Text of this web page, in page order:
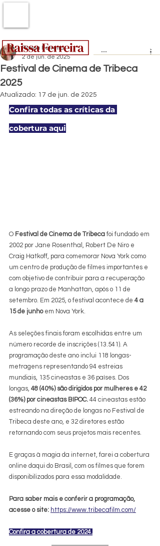
Festival de Cinema de Tribeca
2025
Raissa Ferreira
2 de jun. de 2025
Atualizado: 17 de jun. de 2025
Confira todas as críticas da
cobertura aqui
O Festival de Cinema de Tribeca foi fundado em
2002 por Jane Rosenthal, Robert De Niro e
Craig Hatkoff, para comemorar Nova York como
um centro de produção de filmes importantes e
com objetivo de contribuir para a recuperação
a longo prazo de Manhattan, após o 11 de
setembro. Em 2025, o festival acontece de 4 a
15 de junho em Nova York.
As seleções finais foram escolhidas entre um
número recorde de inscrições (13.541). A
programação deste ano inclui 118 longas-
metragens representando 94 estreias
mundiais, 135 cineastas e 36 países. Dos
longas, 48 (40%) são dirigidos por mulheres e 42
(36%) por cineastas BIPOC. 44 cineastas estão
estreando na direção de longas no Festival de
Tribeca deste ano, e 32 diretores estão
retornando com seus projetos mais recentes.
E graças à magia da internet, farei a cobertura
online daqui do Brasil, com os filmes que forem
disponibilizados para essa modalidade.
Para saber mais e conferir a programação,
acesse o site: https://www.tribecafilm.com/
Confira a cobertura de 2024.